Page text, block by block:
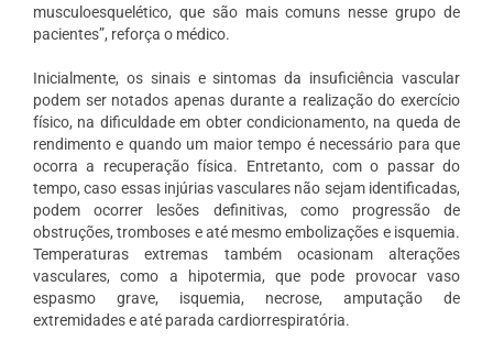
musculoesquelético, que são mais comuns nesse grupo de
pacientes”, reforça o médico.
Inicialmente, os sinais e sintomas da insuficiência vascular
podem ser notados apenas durante a realização do exercício
físico, na dificuldade em obter condicionamento, na queda de
rendimento e quando um maior tempo é necessário para que
ocorra a recuperação física. Entretanto, com o passar do
tempo, caso essas injúrias vasculares não sejam identificadas,
podem ocorrer lesões definitivas, como progressão de
obstruções, tromboses e até mesmo embolizações e isquemia.
Temperaturas extremas também ocasionam alterações
vasculares, como a hipotermia, que pode provocar vaso
espasmo grave, isquemia, necrose, amputação de
extremidades e até parada cardiorrespiratória.